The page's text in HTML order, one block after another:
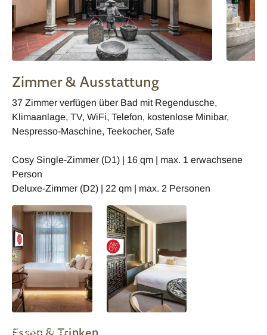
Zimmer & Ausstattung
37 Zimmer verfügen über Bad mit Regendusche,
Klimaanlage, TV, WiFi, Telefon, kostenlose Minibar,
Nespresso-Maschine, Teekocher, Safe
Cosy Single-Zimmer (D1) | 16 qm | max. 1 erwachsene
Person
Deluxe-Zimmer (D2) | 22 qm | max. 2 Personen
Single Zimmer